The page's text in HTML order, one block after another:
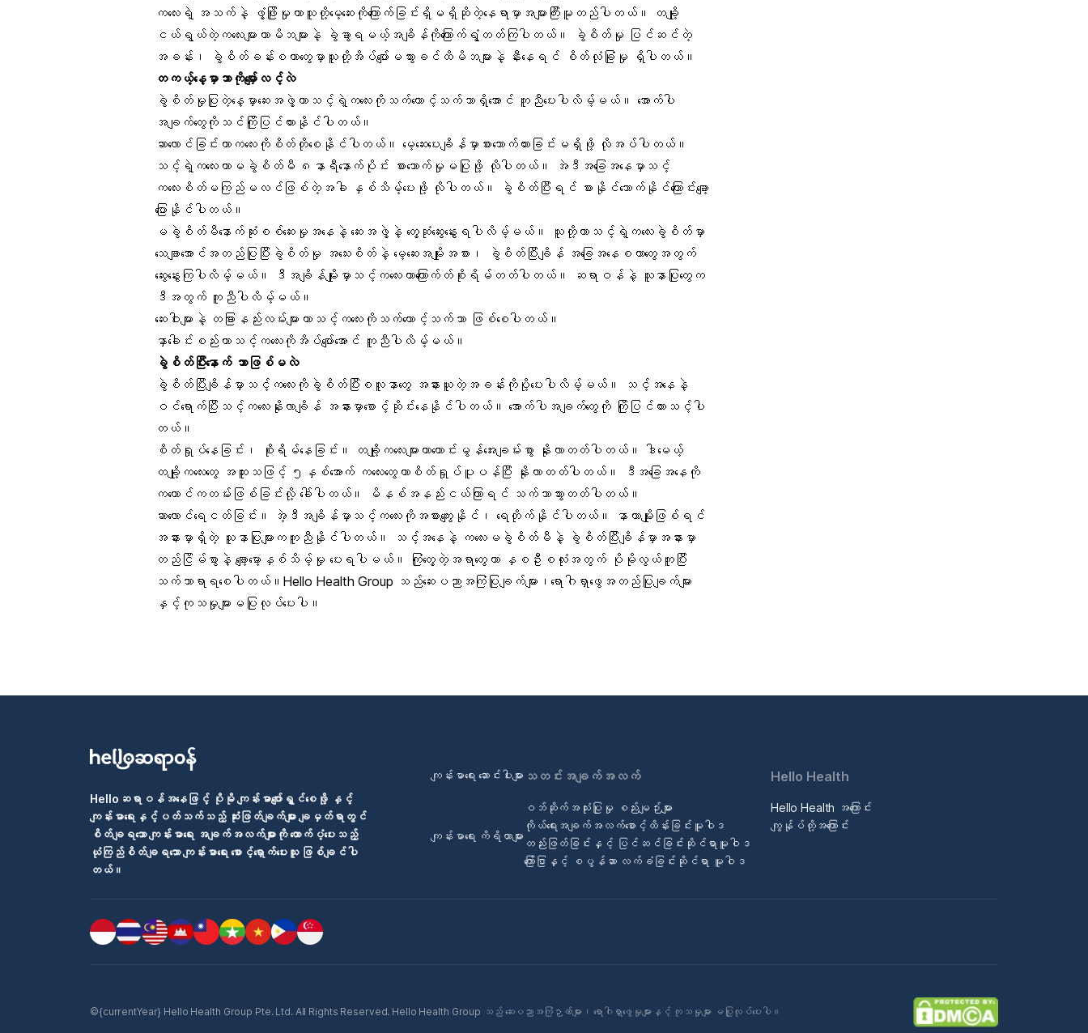
ကလေးရဲ့ အသက်နဲ့ ဖွံ့ဖြိုးမှုဟာသူတို့မေ့ဆေးကိုကြောက်ခြင်းရှိမရှိဆိုတဲ့နေရာမှာအများကြီးမူတည်ပါတယ်။ တချို့
ငယ်ရွယ်တဲ့ကလေးများဟာမိဘများနဲ့ ခွဲခွာရမယ့်အချိန်ကိုကြောက်ရွံ့တတ်ကြပါတယ်။ ခွဲစိတ်မှု ပြင်ဆင်တဲ့
အခန်း၊ ခွဲစိတ်ခန်းစတာတွေမှာသူတို့အိပ်ပျော်မသွားခင်ထိမိဘများနဲ့ နီးနေရင် စိတ်လုံခြုံမှု ရှိပါတယ်။
တကယ့်နေ့မှာဘာကိုမျှော်လင့်လဲ
ခွဲစိတ်မှုပြုတဲ့နေ့မှာဆေးအဖွဲ့ဟာသင့်ရဲ့ကလေးကိုသက်တောင့်သက်သာရှိအောင် ကူညီပေးပါလိမ့်မယ်။ အောက်ပါ
အချက်တွေကိုသင်ကြိုပြင်ထားနိုင်ပါတယ်။
ဆာလောင်ခြင်းဟာကလေးကိုစိတ်တိုစေနိုင်ပါတယ်။ မေ့ဆေးပေးချိန်မှာစားသောက်ထားခြင်းမရှိဖို့ လိုအပ်ပါတယ်။
သင့်ရဲ့ကလေးဟာမခွဲစိတ်မီ ၈နာရီနောက်ပိုင်း စားသောက်မှုမပြုဖို့ လိုပါတယ်။ အဲဒီအခြေအနေမှာသင့်
ကလေးစိတ်မကြည်မလင်ဖြစ်တဲ့အခါ နှစ်သိမ့်ပေးဖို့ လိုပါတယ်။ ခွဲစိတ်ပြီးရင် စားနိုင်သောက်နိုင်ကြောင်းချော့
ပြောနိုင်ပါတယ်။
မခွဲစိတ်မီနောက်ဆုံးစစ်ဆေးမှုအနေနဲ့ ဆေးအဖွဲ့နဲ့ တွေ့ဆုံဆွေးနွေးရပါလိမ့်မယ်။ သူတို့ဟာသင့်ရဲ့ကလေးခွဲစိတ်မှာ
သေချာအောင်အတည်ပြုပြီးခွဲစိတ်မှု အသေးစိတ်နဲ့ မေ့ဆေးအမျိုးအစား၊ ခွဲစိတ်ပြီးချိန် အခြေအနေစတာတွေအတွက်
ဆွေးနွေးကြပါလိမ့်မယ်။ ဒီအချိန်မျိုးမှာသင့်ကလေးဟာကြောက်တ်စိုးရိမ်တတ်ပါတယ်။ ဆရာဝန်နဲ့ သူနာပြုတွေက
ဒီအတွက် ကူညီပါလိမ့်မယ်။
ဆေးဝါးများနဲ့ တခြားနည်းလမ်းများဟာသင့်ကလေးကိုသက်တောင့်သက်သာ ဖြစ်စေပါတယ်။
နှာခေါင်းစည်းဟာသင့်ကလေးကိုအိပ်ပျော်အောင် ကူညီပါလိမ့်မယ်။
ခွဲစိတ်ပြီးနောက် ဘာဖြစ်မလဲ
ခွဲစိတ်ပြီးချိန်မှာသင့်ကလေးကိုခွဲစိတ်ပြီးစလူနာတွေ အနားယူတဲ့အခန်းကိုပို့ပေးပါလိမ့်မယ်။ သင့်အနေနဲ့
ဝင်ရောက်ပြီးသင့်ကလေးနိုးလာချိန် အနားမှာစောင့်ဆိုင်းနေနိုင်ပါတယ်။ အောက်ပါအချက်တွေကို ကြိုပြင်ထားသင့်ပါ
တယ်။
စိတ်ရှုပ်နေခြင်း၊ စိုးရိမ်နေခြင်း။ တချို့ကလေးများဟာကောင်းမွန်အေးချမ်းစွာ နိုးလာတတ်ပါတယ်။ ဒါမေယ့်
တချို့ကလေးတွေ အထူးသဖြင့် ၅နှစ်အောက် ကလေးတွေဟာစိတ်ရှုပ်ပူပန်ပြီး နိုးလာတတ်ပါတယ်။ ဒီအခြေအနေကို
ကယောင်ကတမ်းဖြစ်ခြင်းလို့ ခေါ်ပါတယ်။ မိနစ်အနည်းငယ်ကြာရင် သက်သာသွားတတ်ပါတယ်။
ဆာလောင်ရေငတ်ခြင်း။ အဲ့ဒီအချိန်မှာသင့်ကလေးကိုအစားကျွေးနိုင်၊ ရေတိုက်နိုင်ပါတယ်။ နာတာမျိုးဖြစ်ရင်
အနားမှာရှိတဲ့ သူနာပြုများကကူညီနိုင်ပါတယ်။ သင့်အနေနဲ့ ကလေးမခွဲစိတ်မီနဲ့ ခွဲစိတ်ပြီးချိန်မှာအနားမှာ
တည်ငြိမ်စွာနဲ့ ချော့မော့နှစ်သိမ့်မှု ပေးရပါမယ်။ ကြုံတွေ့တဲ့အရာတွေဟာ နှစဦးစလုံးအတွက် ပိုမိုလွယ်ကူပြီး
သက်သာရာရစေပါတယ်။Hello Health Group သည်ဆေးပညာအကြံပြုချက်များ၊ရောဂါရှာဖွေအတည်ပြုချက်များ
နှင့်ကုသမှုများမပြုလုပ်ပေးပါ။
Helloဆရာဝန်အနေဖြင့် ပိုမို ကျန်းမာပျော်ရွှင်စေဖို့ နှင့်
ကျန်းမာရေးနှင့်ပတ်သက်သည့် ဆုံးဖြတ်ချက်များ ချမှတ်ရာတွင်
စိတ်ချရသော ကျန်းမာရေး အချက်အလက်များကို ထောက်ပံ့ပေးသည့်
ယုံကြည်စိတ်ချရသော ကျန်းမာရေး စောင့်ရှောက်ပေးသူ ဖြစ်ချင်ပါ
တယ်။
ကျန်းမာရေး ဆောင်းပါးများ
ကျန်းမာရေး ကိရိယာများ
သတင်းအချက်အလက်
ဝဘ်ဆိုက်အသုံးပြုမှု စည်းမျဉ်းများ
ကိုယ်ရေးအချက်အလက်စောင့်ထိန်းခြင်းမူဝါဒ
တည်းဖြတ်ခြင်းနှင့် ပြင်ဆင်ခြင်းဆိုင်ရာမူဝါဒ
ကြော်ငြာနှင့် စပွန်ဆာ လက်ခံခြင်းဆိုင်ရာ မူဝါဒ
Hello Health
Hello Health အကြောင်း
ကျွန်ုပ်တို့အကြောင်း
©{currentYear} Hello Health Group Pte. Ltd. All Rights Reserved. Hello Health Group သည် ဆေးပညာအကြံဉာဏ်များ၊ ရောဂါရှာဖွေမှုများနှင့် ကုသမှုများ မပြုလုပ်ပေးပါ။